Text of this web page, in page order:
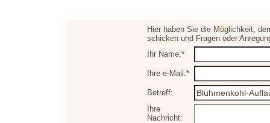
Hier haben Sie die Möglichkeit,
schicken und Fragen oder
Ihr Name:*
Ihre e-Mail:*
Betreff:
Ihre
Nachricht: